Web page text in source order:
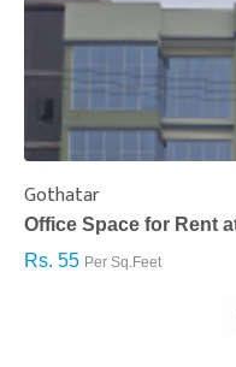
Gothatar
Office Space for Rent
Rs. 55 Per Sq.Feet